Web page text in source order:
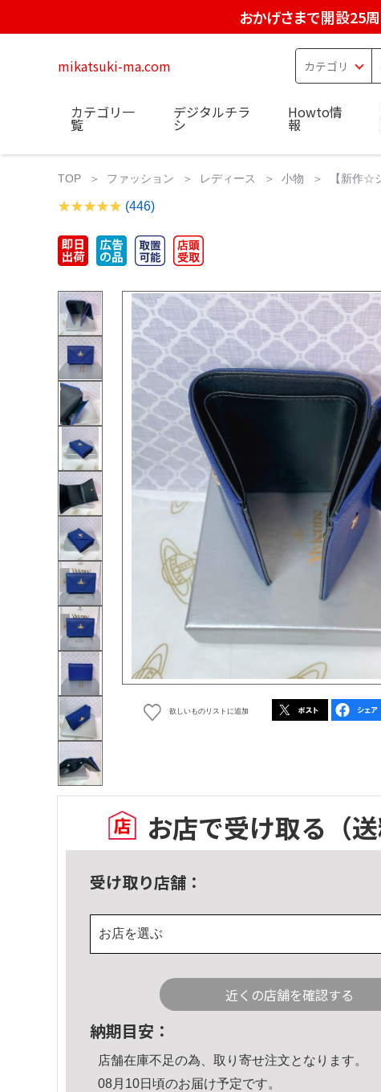
おかげさまで開設25
mikatsuki-ma.com
カテゴリ一
覧
デジタルチラ
シ
Howto情
報
TOP ファッション レディース 小物 【新作☆
(446)
欲しいものリストに追加
お店で受け取る （
受け取り店舗：
お店を選ぶ
近くの店舗を確認する
納期目安：
店舗在庫不足の為、取り寄せ注文となります。
08月10日頃のお届け予定です。